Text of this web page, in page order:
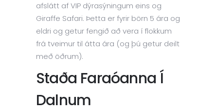
afslátt af VIP dýrasýningum eins og
Giraffe Safari. Þetta er fyrir börn 5 ára og
eldri og getur fengið að vera í flokkum
frá tveimur til átta ára (og þú getur deilt
með öðrum).
Staða Faraóanna Í
Dalnum